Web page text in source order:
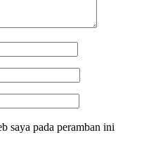
saya pada peramban ini